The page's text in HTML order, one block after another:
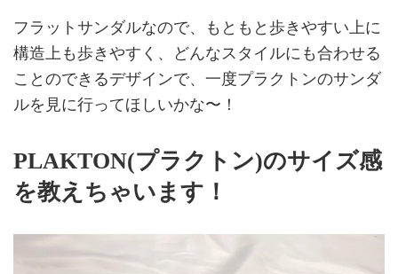
フラットサンダルなので、もともと歩きやすい上に
構造上も歩きやすく、どんなスタイルにも合わせる
ことのできるデザインで、一度プラクトンのサンダ
ルを見に行ってほしいかな〜！
PLAKTON(プラクトン)のサイズ感
を教えちゃいます！